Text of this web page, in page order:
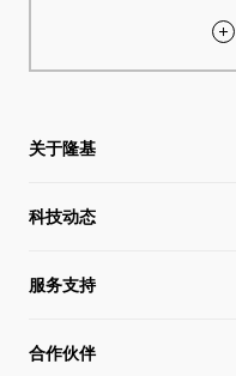
关于隆基
关于隆基
全球化布局
管理层信息
科技动态
硅片价格
行业动态
服务支持
下载中心
合作伙伴